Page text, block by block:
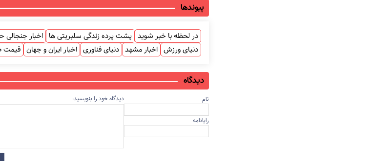
پیوندها
در لحظه با خبر شوید پشت پرده زندگی سلبریتی ها اخبار جنجالی
دنیای ورزش اخبار مشهد دنیای فناوری اخبار ایران و جهان قیمت
دیدگاه
نام
رایانامه
دیدگاه خود را بنویسید: